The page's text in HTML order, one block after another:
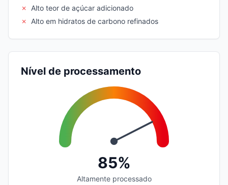
✗
Alto teor de açúcar adicionado
✗
Alto em hidratos de carbono refinados
Nível de processamento
85%
Altamente processado